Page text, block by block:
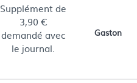
Supplément de
3,90 €
demandé avec
le journal.
Gaston